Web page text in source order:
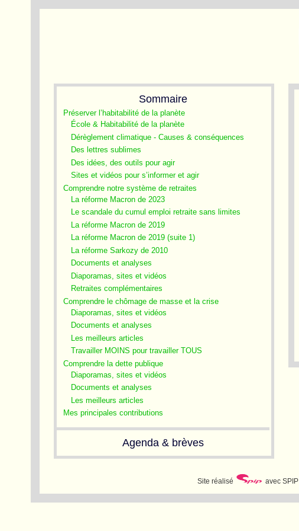
Sommaire
Préserver l’habitabilité de la planète
École & Habitabilité de la planète
Dérèglement climatique - Causes & conséquences
Des lettres sublimes
Des idées, des outils pour agir
Sites et vidéos pour s’informer et agir
Comprendre notre système de retraites
La réforme Macron de 2023
Le scandale du cumul emploi retraite sans limites
La réforme Macron de 2019
La réforme Macron de 2019 (suite 1)
La réforme Sarkozy de 2010
Documents et analyses
Diaporamas, sites et vidéos
Retraites complémentaires
Comprendre le chômage de masse et la crise
Diaporamas, sites et vidéos
Documents et analyses
Les meilleurs articles
Travailler MOINS pour travailler TOUS
Comprendre la dette publique
Diaporamas, sites et vidéos
Documents et analyses
Les meilleurs articles
Mes principales contributions
Agenda & brèves
Site réalisé avec SPIP